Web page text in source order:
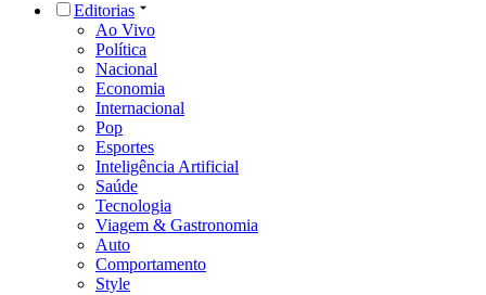
Editorias
Ao Vivo
Política
Nacional
Economia
Internacional
Pop
Esportes
Inteligência Artificial
Saúde
Tecnologia
Viagem & Gastronomia
Auto
Comportamento
Style